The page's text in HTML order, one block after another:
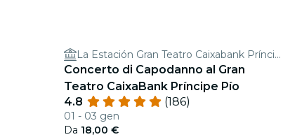
La Estación Gran Teatro Caixabank Príncipe Pío
Concerto di Capodanno al Gran
Teatro CaixaBank Príncipe Pío
4.8
(186)
01 - 03 gen
Da 18,00 €